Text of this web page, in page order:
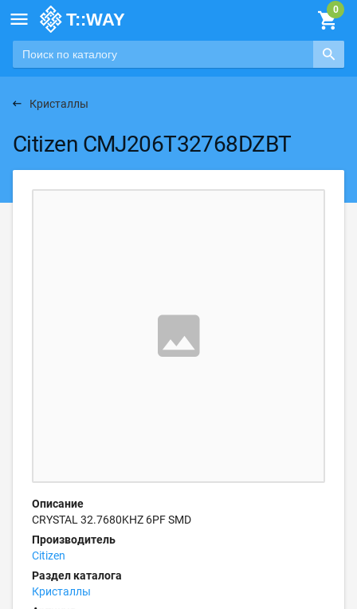

Кристаллы
Citizen CMJ206T32768DZBT
Описание
CRYSTAL 32.7680KHZ 6PF SMD
Производитель
Citizen
Раздел каталога
Кристаллы